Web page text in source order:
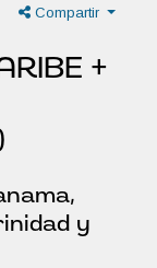
Compartir
+
y